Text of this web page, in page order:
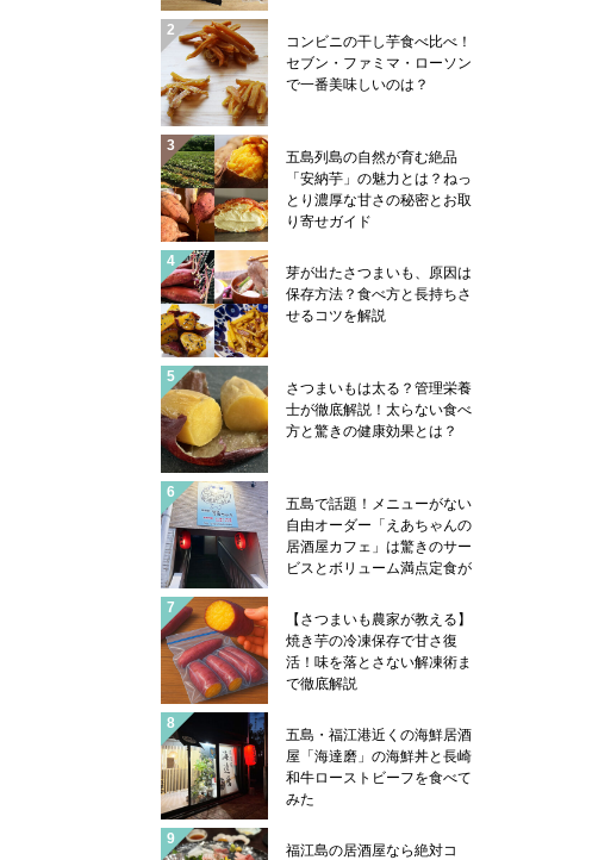
コンビニの干し芋食べ比べ！
セブン・ファミマ・ローソン
で一番美味しいのは？
五島列島の自然が育む絶品
「安納芋」の魅力とは？ねっ
とり濃厚な甘さの秘密とお取
り寄せガイド
芽が出たさつまいも、原因は
保存方法？食べ方と長持ちさ
せるコツを解説
さつまいもは太る？管理栄養
士が徹底解説！太らない食べ
方と驚きの健康効果とは？
五島で話題！メニューがない
自由オーダー「えあちゃんの
居酒屋カフェ」は驚きのサー
ビスとボリューム満点定食が
【さつまいも農家が教える】
焼き芋の冷凍保存で甘さ復
活！味を落とさない解凍術ま
で徹底解説
五島・福江港近くの海鮮居酒
屋「海達磨」の海鮮丼と長崎
和牛ローストビーフを食べて
みた
福江島の居酒屋なら絶対コ